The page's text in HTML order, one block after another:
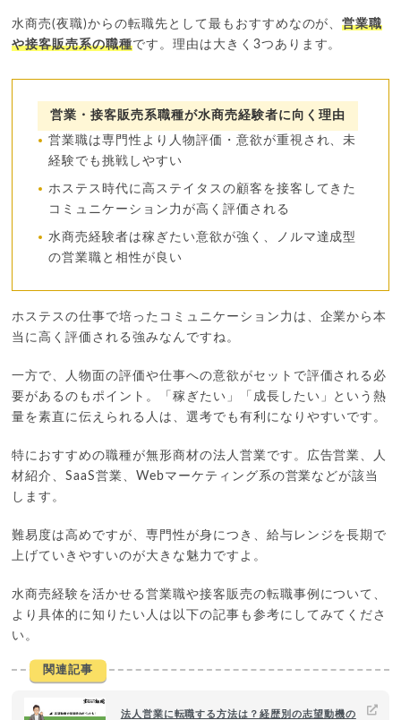
水商売(夜職)からの転職先として最もおすすめなのが、営業職
や接客販売系の職種です。理由は大きく3つあります。
営業・接客販売系職種が水商売経験者に向く理由
営業職は専門性より人物評価・意欲が重視され、未
経験でも挑戦しやすい
ホステス時代に高ステイタスの顧客を接客してきた
コミュニケーション力が高く評価される
水商売経験者は稼ぎたい意欲が強く、ノルマ達成型
の営業職と相性が良い
ホステスの仕事で培ったコミュニケーション力は、企業から本
当に高く評価される強みなんですね。
一方で、人物面の評価や仕事への意欲がセットで評価される必
要があるのもポイント。「稼ぎたい」「成長したい」という熱
量を素直に伝えられる人は、選考でも有利になりやすいです。
特におすすめの職種が無形商材の法人営業です。広告営業、人
材紹介、SaaS営業、Webマーケティング系の営業などが該当
します。
難易度は高めですが、専門性が身につき、給与レンジを長期で
上げていきやすいのが大きな魅力ですよ。
水商売経験を活かせる営業職や接客販売の転職事例について、
より具体的に知りたい人は以下の記事も参考にしてみてくださ
い。
関連記事
法人営業に転職する方法は？経歴別の志望動機の